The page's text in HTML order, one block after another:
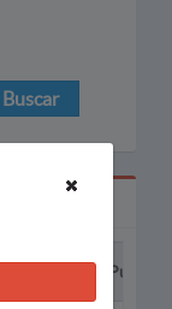
Buscar
Puesto